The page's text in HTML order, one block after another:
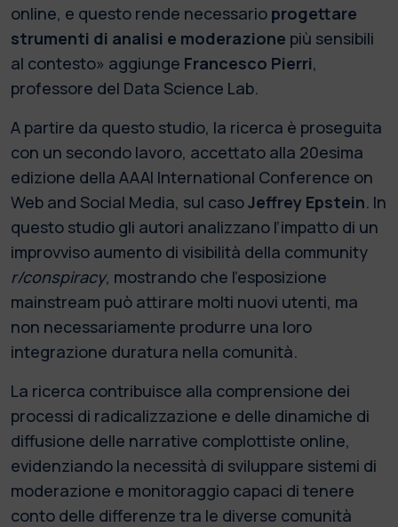
online, e questo rende necessario progettare
strumenti di analisi e moderazione più sensibili
al contesto» aggiunge Francesco Pierri,
professore del Data Science Lab.
A partire da questo studio, la ricerca è proseguita
con un secondo lavoro, accettato alla 20esima
edizione della AAAI International Conference on
Web and Social Media, sul casoJeffrey Epstein. In
questo studio gli autori analizzano l’impatto di un
improvviso aumento di visibilità della community
r/conspiracy, mostrando che l’esposizione
mainstream può attirare molti nuovi utenti, ma
non necessariamente produrre una loro
integrazione duratura nella comunità.
La ricerca contribuisce alla comprensione dei
processi di radicalizzazione e delle dinamiche di
diffusione delle narrative complottiste online,
evidenziando la necessità di sviluppare sistemi di
moderazione e monitoraggio capaci di tenere
conto delle differenze tra le diverse comunità